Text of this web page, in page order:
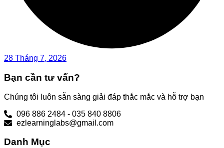
28 Tháng 7, 2026
Bạn cần tư vấn?
Chúng tôi luôn sẵn sàng giải đáp thắc mắc và hỗ trợ bạn
096 886 2484 - 035 840 8806
ezlearninglabs@gmail.com
Danh Mục